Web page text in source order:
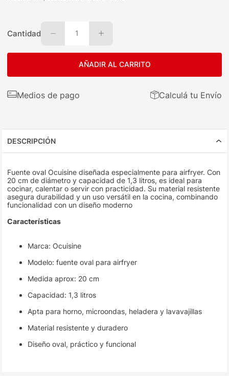
Cantidad 1
AÑADIR AL CARRITO
Medios de pago Calculá tu Envío
DESCRIPCIÓN
Fuente oval Ocuisine diseñada especialmente para airfryer. Con
20 cm de diámetro y capacidad de 1,3 litros, es ideal para
cocinar, calentar o servir con practicidad. Su material resistente
asegura durabilidad y un uso versátil en la cocina, combinando
funcionalidad con un diseño moderno
Características
Marca: Ocuisine
Modelo: fuente oval para airfryer
Medida aprox: 20 cm
Capacidad: 1,3 litros
Apta para horno, microondas, heladera y lavavajillas
Material resistente y duradero
Diseño oval, práctico y funcional